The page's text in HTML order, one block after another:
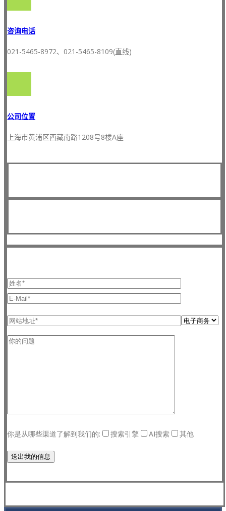
咨询电话
021-5465-8972、021-5465-8109(直线)
公司位置
上海市黄浦区西藏南路1208号8楼A座
你是从哪些渠道了解到我们的: 搜索引擎 AI搜索 其他